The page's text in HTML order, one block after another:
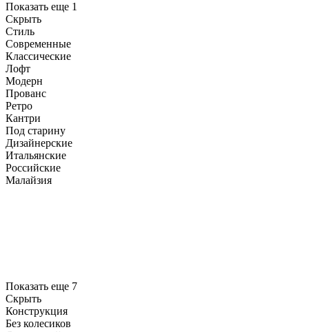
Показать еще 1
Скрыть
Стиль
Современные
Классические
Лофт
Модерн
Прованс
Ретро
Кантри
Под старину
Дизайнерские
Итальянские
Российские
Малайзия
Показать еще 7
Скрыть
Конструкция
Без колесиков